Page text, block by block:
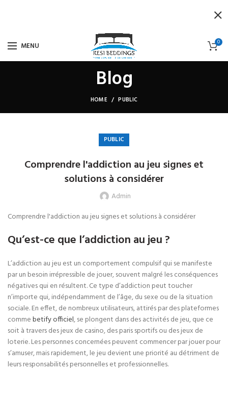
MENU 0
Blog
HOME PUBLIC
PUBLIC
Comprendre l'addiction au jeu signes et
solutions à considérer
Admin
Comprendre l'addiction au jeu signes et solutions à considérer
Qu’est-ce que l’addiction au jeu ?
L’addiction au jeu est un comportement compulsif qui se manifeste
par un besoin irrépressible de jouer, souvent malgré les conséquences
négatives qui en résultent. Ce type d’addiction peut toucher
n’importe qui, indépendamment de l’âge, du sexe ou de la situation
sociale. En effet, de nombreux utilisateurs, attirés par des plateformes
commebetify officiel, se plongent dans des activités de jeu, que ce
soit à travers des jeux de casino, des paris sportifs ou des jeux de
loterie. Les personnes concernées peuvent commencer par jouer pour
s’amuser, mais rapidement, le jeu devient une priorité au détriment de
leurs responsabilités personnelles et professionnelles.